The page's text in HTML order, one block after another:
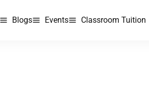
Blogs Events Classroom Tuition